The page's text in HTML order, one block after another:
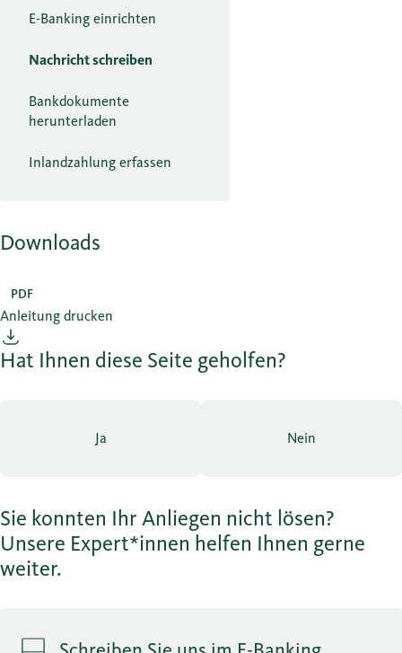
E-Banking einrichten
Nachricht schreiben
Bankdokumente
herunterladen
Inlandzahlung erfassen
Downloads
PDF
Anleitung drucken
Hat Ihnen diese Seite geholfen?
Ja Nein
Sie konnten Ihr Anliegen nicht lösen?
Unsere Expert*innen helfen Ihnen gerne
weiter.